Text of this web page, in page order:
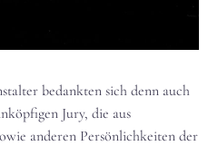
bedankten sich denn auch
Jury, die aus
anderen Persönlichkeiten der